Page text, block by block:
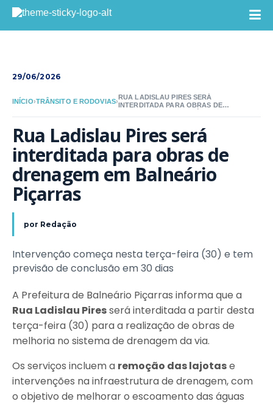
29/06/2026
INÍCIO›TRÂNSITO E RODOVIAS›
RUA LADISLAU PIRES SERÁ
INTERDITADA PARA OBRAS DE
Rua Ladislau Pires será
interditada para obras de
drenagem em Balneário
Piçarras
por Redação
Intervenção começa nesta terça-feira (30) e tem
previsão de conclusão em 30 dias
A Prefeitura de Balneário Piçarras informa que a
Rua Ladislau Piresserá interditada a partir desta
terça-feira (30) para a realização de obras de
melhoria no sistema de drenagem da via.
Os serviços incluem a remoção das lajotase
intervenções na infraestrutura de drenagem, com
o objetivo de melhorar o escoamento das águas